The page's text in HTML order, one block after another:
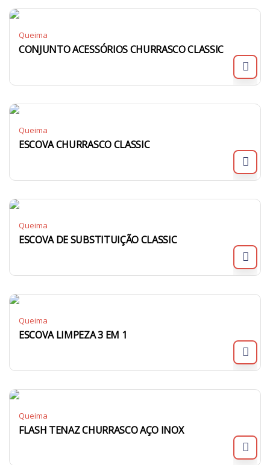
Queima
CONJUNTO ACESSÓRIOS CHURRASCO CLASSIC
Queima
ESCOVA CHURRASCO CLASSIC
Queima
ESCOVA DE SUBSTITUIÇÃO CLASSIC
Queima
ESCOVA LIMPEZA 3 EM 1
Queima
FLASH TENAZ CHURRASCO AÇO INOX